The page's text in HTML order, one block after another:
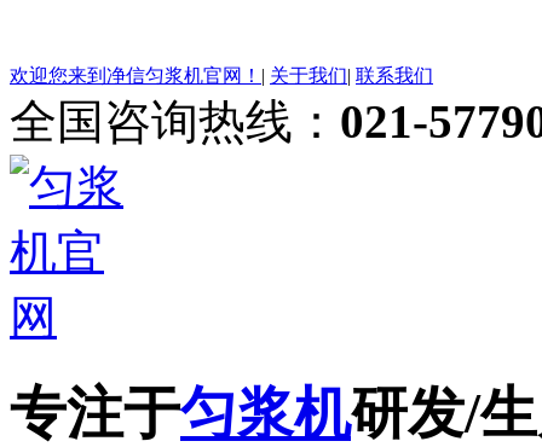
欢迎您来到净信匀浆机官网！ | 关于我们| 联系我们
全国咨询热线： 021-
专注于匀浆机研发/